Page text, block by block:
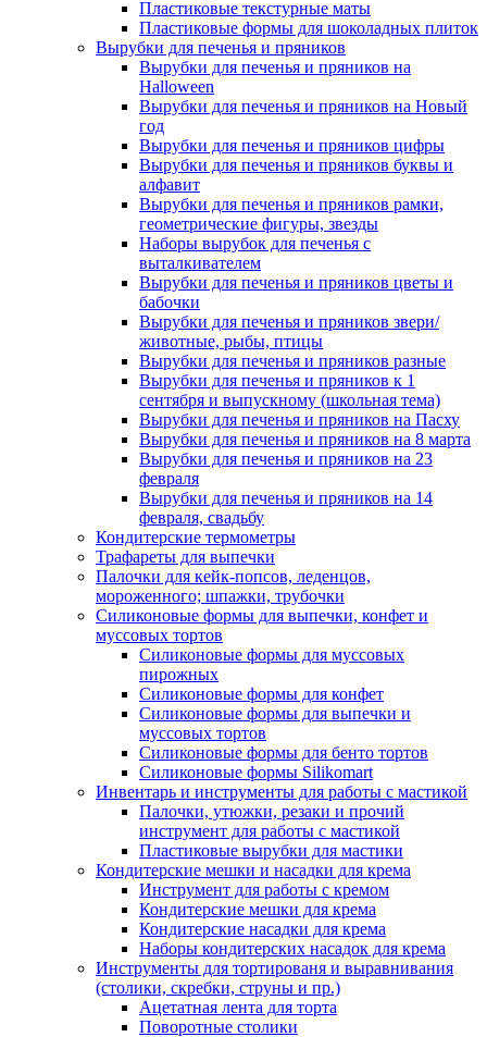
Пластиковые текстурные маты
Пластиковые формы для шоколадных плиток
Вырубки для печенья и пряников
Вырубки для печенья и пряников на
Halloween
Вырубки для печенья и пряников на Новый
год
Вырубки для печенья и пряников цифры
Вырубки для печенья и пряников буквы и
алфавит
Вырубки для печенья и пряников рамки,
геометрические фигуры, звезды
Наборы вырубок для печенья с
выталкивателем
Вырубки для печенья и пряников цветы и
бабочки
Вырубки для печенья и пряников звери/
животные, рыбы, птицы
Вырубки для печенья и пряников разные
Вырубки для печенья и пряников к 1
сентября и выпускному (школьная тема)
Вырубки для печенья и пряников на Пасху
Вырубки для печенья и пряников на 8 марта
Вырубки для печенья и пряников на 23
февраля
Вырубки для печенья и пряников на 14
февраля, свадьбу
Кондитерские термометры
Трафареты для выпечки
Палочки для кейк-попсов, леденцов,
мороженного; шпажки, трубочки
Силиконовые формы для выпечки, конфет и
муссовых тортов
Силиконовые формы для муссовых
пирожных
Силиконовые формы для конфет
Силиконовые формы для выпечки и
муссовых тортов
Силиконовые формы для бенто тортов
Силиконовые формы Silikomart
Инвентарь и инструменты для работы с мастикой
Палочки, утюжки, резаки и прочий
инструмент для работы с мастикой
Пластиковые вырубки для мастики
Кондитерские мешки и насадки для крема
Инструмент для работы с кремом
Кондитерские мешки для крема
Кондитерские насадки для крема
Наборы кондитерских насадок для крема
Инструменты для тортированя и выравнивания
(столики, скребки, струны и пр.)
Ацетатная лента для торта
Поворотные столики